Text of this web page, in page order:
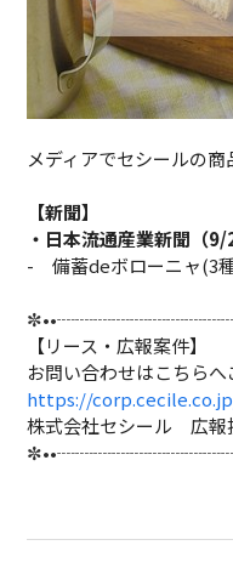
メディアでセシールの
【新聞】
・日本流通産業新聞（9/
- 備蓄deボローニャ(3
【リース・広報案件】
お問い合わせはこちら
https://
株式会社セシール 広